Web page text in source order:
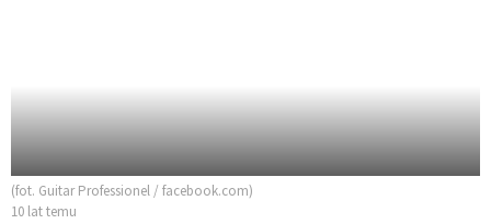
(fot. Guitar Professionel / facebook.com)
10 lat temu